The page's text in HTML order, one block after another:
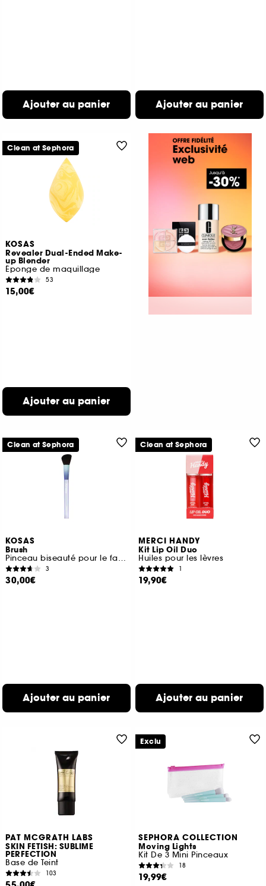
Ajouter au panier Ajouter au panier
KOSAS
Revealer Dual-Ended Make-
up Blender
Éponge de maquillage
53
15,00€
Ajouter au panier
Clean at Sephora
KOSAS
Brush
Pinceau biseauté pour le fard à joues
3
30,00€
Ajouter au panier
Clean at Sephora
MERCI HANDY
Kit Lip Oil Duo
Huiles pour les lèvres
1
19,90€
Ajouter au panier
Clean at Sephora
PAT MCGRATH LABS
SKIN FETISH: SUBLIME
PERFECTION
Base de Teint
103
SEPHORA COLLECTION
Moving Lights
Kit De 3 Mini Pinceaux
18
19,99€
Exclu